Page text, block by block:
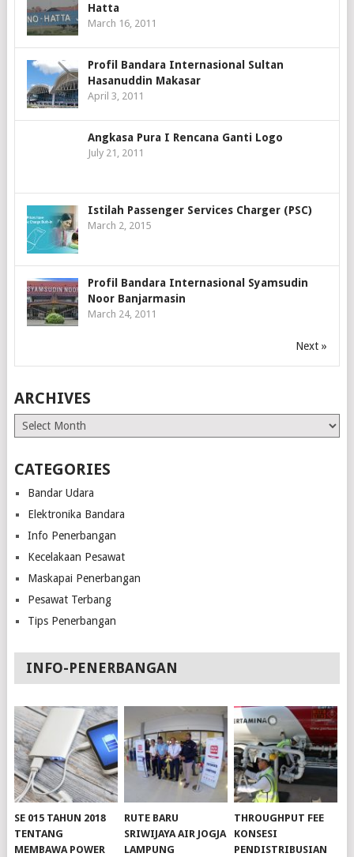
Hatta
March 16, 2011
Profil Bandara Internasional Sultan
Hasanuddin Makasar
April 3, 2011
Angkasa Pura I Rencana Ganti Logo
July 21, 2011
Istilah Passenger Services Charger (PSC)
March 2, 2015
Profil Bandara Internasional Syamsudin
Noor Banjarmasin
March 24, 2011
Next »
ARCHIVES
Archives
CATEGORIES
Bandar Udara
Elektronika Bandara
Info Penerbangan
Kecelakaan Pesawat
Maskapai Penerbangan
Pesawat Terbang
Tips Penerbangan
INFO-PENERBANGAN
SE 015 TAHUN 2018
TENTANG
MEMBAWA POWER
RUTE BARU
SRIWIJAYA AIR JOGJA
LAMPUNG
THROUGHPUT FEE
KONSESI
PENDISTRIBUSIAN